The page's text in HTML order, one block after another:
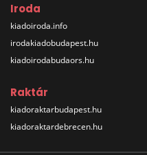
Iroda
kiadoiroda.info
irodakiadobudapest.hu
kiadoirodabudaors.hu
Raktár
kiadoraktarbudapest.hu
kiadoraktardebrecen.hu